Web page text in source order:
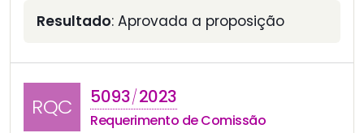
Resultado: Aprovada a proposição
RQC 5093/2023
Requerimento de Comissão